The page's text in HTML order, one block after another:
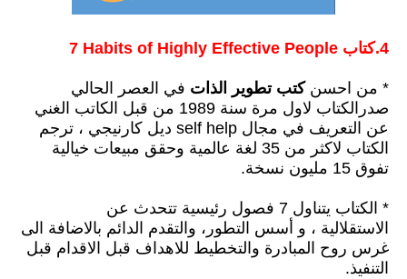
4.كتاب ‎7‎ Habits of Highly Effective People
* من احسنكتب تطوير الذات في العصر الحالي
صدرالكتاب لاول مرة سنة 1989 من قبل الكاتب الغني
عن التعريف في مجال self help ديل كارنيجي ،
ترجم
الكتاب لاكثر من 35 لغة عالمية وحقق مبيعات خيالية
تفوق 15 مليون نسخة.
* الكتاب يتناول 7 فصول رئيسية تتحدث عن
الاستقلالية ، و أسس التطور ، والتقدم الدائم بالاضافة الى
غرس روح المبادرة والتخطيط للاهداف قبل الاقدام قبل
التنفيذ.